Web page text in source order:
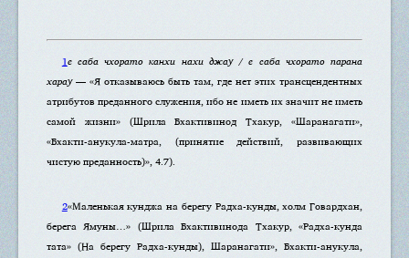
1е саба чхорато канхи нахи джау / е саба чхорато парана
харау— «Я отказываюсь быть там, где нет этих трансцендентных
атрибутов преданного служения, ибо не иметь их значит не иметь
самой жизни» (Шрила Бхактивинод Тхакур, «Шаранагати»,
«Бхакти-анукула-матра, (принятие действий, развивающих
чистую преданность)», 4.7).
2«Маленькая кунджа на берегу Радха-кунды, холм Говардхан,
берега Ямуны…» (Шрила Бхактивинода Тхакур, «Радха-кунда
тата» (На берегу Радха-кунды), Шаранагати», Бхакти-анукула,